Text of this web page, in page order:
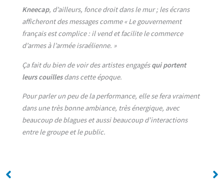
Kneecap, d’ailleurs, fonce droit dans le mur ; les écrans
afficheront des messages comme « Le gouvernement
français est complice : il vend et facilite le commerce
d’armes à l’armée israélienne. »
Ça fait du bien de voir des artistes engagésqui portent
leurs couillesdans cette époque.
Pour parler un peu de la performance, elle se fera vraiment
dans une très bonne ambiance, très énergique, avec
beaucoup de blagues et aussi beaucoup d’interactions
entre le groupe et le public.